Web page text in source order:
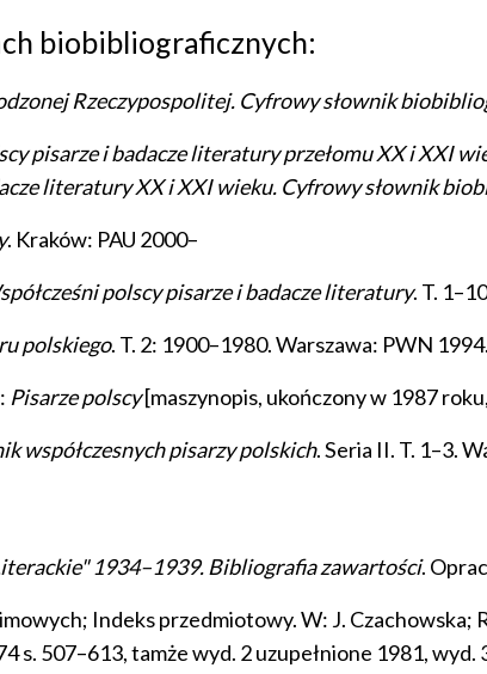
biobibliograficznych:
Rzeczypospolitej. Cyfrowy słownik
pisarze i badacze literatury przełomu XX i XXI
literatury XX i XXI wieku. Cyfrowy słownik
. Kraków: PAU 2000–
polscy pisarze i badacze literatury. T.
polskiego. T. 2: 1900–1980. Warszawa: PWN 1994.
Pisarze polscy[maszynopis, ukończony w 1987
współczesnych pisarzy polskich. Seria II. T. 1–3.
1934–1939. Bibliografia zawartości.
Indeks przedmiotowy. W: J. Czachowska;
s. 507–613, tamże wyd. 2 uzupełnione 1981, wyd.